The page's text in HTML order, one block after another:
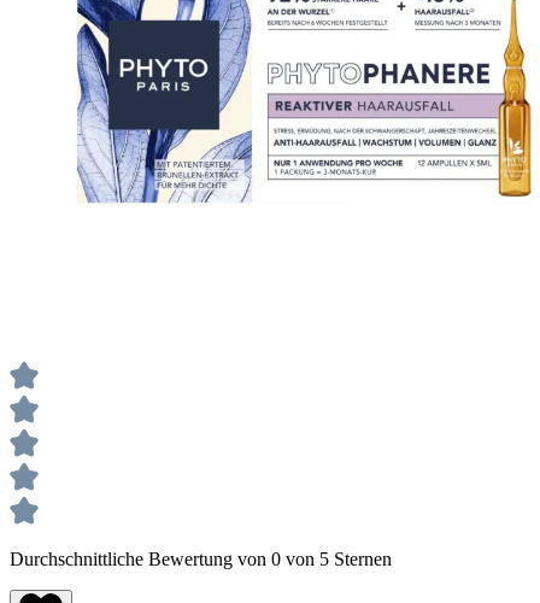
Durchschnittliche Bewertung von 0 von 5 Sternen